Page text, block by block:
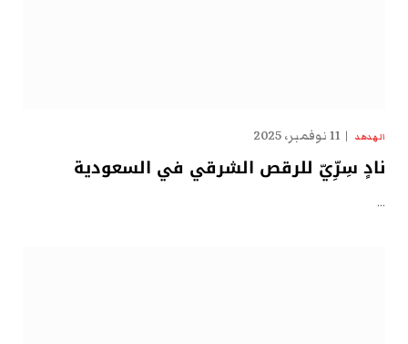
الهدهد 11 نوفمبر، 2025
نادٍ سِرِّيّ للرقص الشرقي في السعودية
…